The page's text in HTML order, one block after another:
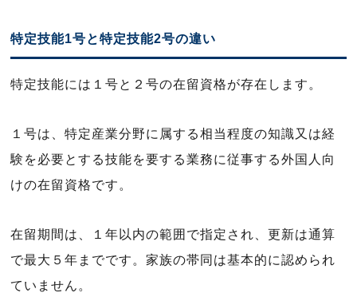
特定技能1号と特定技能2号の違い
特定技能には１号と２号の在留資格が存在します。
１号は、特定産業分野に属する相当程度の知識又は経
験を必要とする技能を要する業務に従事する外国人向
けの在留資格です。
在留期間は、１年以内の範囲で指定され、更新は通算
で最大５年までです。家族の帯同は基本的に認められ
ていません。